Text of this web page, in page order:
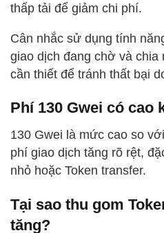
thấp tải để giảm chi phí.
Cân nhắc sử dụng tính
giao dịch đang chờ và chia
cần thiết để tránh thất bại
Phí 130 Gwei có cao
130 Gwei là mức cao so
phí giao dịch tăng rõ rệt,
nhỏ hoặc Token transfer.
Tại sao thu gom
tăng?